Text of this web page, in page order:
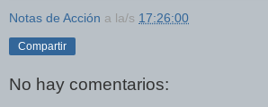
Notas de Acción a la/s 17:26:00
Compartir
No hay comentarios: